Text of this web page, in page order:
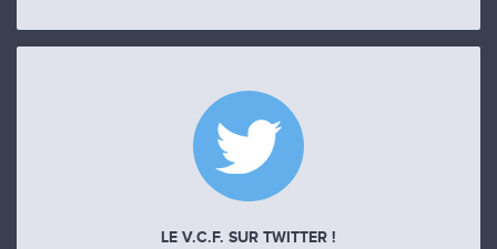
LE V.C.F. SUR TWITTER !